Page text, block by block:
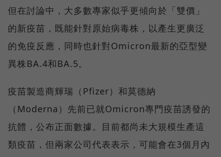
但在討論中，大多數專家似乎更傾向於「雙價」
的新疫苗，既能針對原始病毒株，以產生更廣泛
的免疫反應，同時也針對Omicron最新的亞型變
異株BA.4和BA.5。
疫苗製造商輝瑞（Pfizer）和莫德納
（Moderna）先前已就Omicron專門疫苗誘發的
抗體，公布正面數據。目前都尚未大規模生產這
類疫苗，但兩家公司代表表示，可能會在3個月內